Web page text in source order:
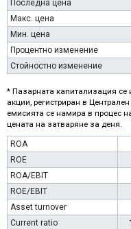
Последна цена
Макс. цена
Мин. цена
Процентно изменение
Стойностно изменение
* Пазарната капитализация се
акции, регистриран в
емисията се намира в процес
цената на затваряне за деня.
ROA
ROE
ROA/EBIT
ROE/EBIT
Asset turnover
Current ratio